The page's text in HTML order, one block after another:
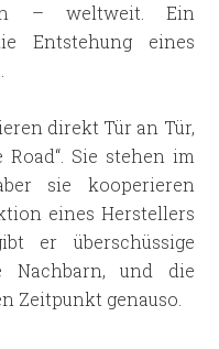
– weltweit. Ein
Entstehung eines
direkt Tür an Tür,
Sie stehen im
sie kooperieren
eines Herstellers
er überschüssige
Nachbarn, und die
Zeitpunkt genauso.